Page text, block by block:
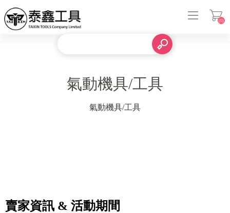
(0)
氣動機具/工具
氣動機具/工具
賣家資訊 & 活動期間